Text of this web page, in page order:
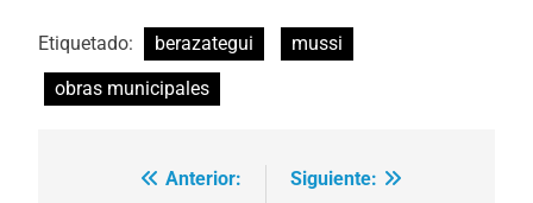
Etiquetado: berazategui
mussi
obras municipales
Navegación
Anterior:
Siguiente: